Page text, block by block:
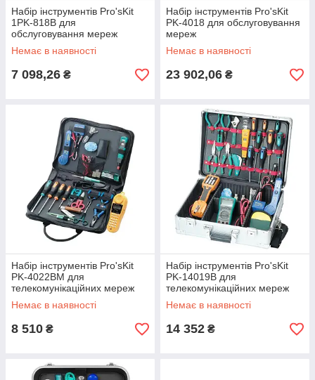
Набір інструментів Pro'sKit
1PK-818B для
обслуговування мереж
Немає в наявності
7 098,26 ₴
Набір інструментів Pro'sKit
PK-4018 для обслуговування
мереж
Немає в наявності
23 902,06 ₴
Набір інструментів Pro'sKit
PK-4022BM для
телекомунікаційних мереж
Немає в наявності
8 510 ₴
Набір інструментів Pro'sKit
PK-14019B для
телекомунікаційних мереж
Немає в наявності
14 352 ₴